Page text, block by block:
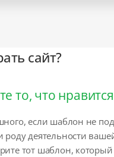
сайт?
то, что
если шаблон не
роду деятельности
тот шаблон,